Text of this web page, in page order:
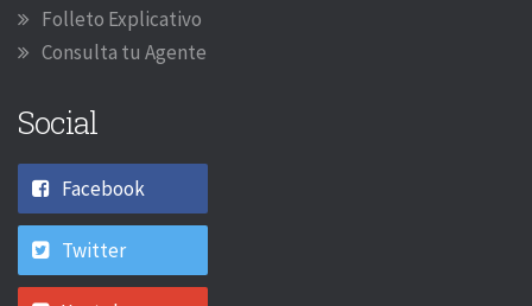
Folleto Explicativo
Consulta tu Agente
Social
Facebook
Twitter